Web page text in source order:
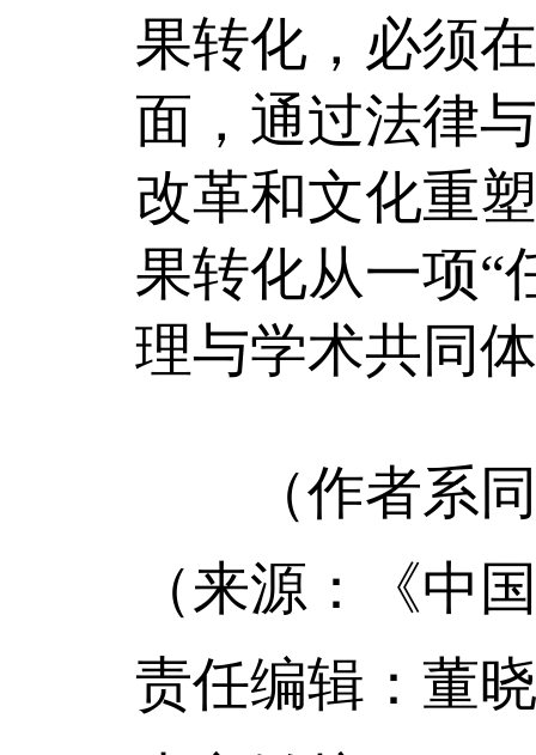
果转化，必须
面，通过法律
改革和文化重
果转化从一项“
理与学术共同
（作者系同
（来源：《中
责任编辑：董